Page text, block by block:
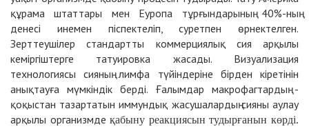
құрама штаттары мен Еуропа тұрғындарының 40%-ның
денесі инемен піспектеліп, суретпен өрнектелген.
Зерттеушілер стандартты коммерциялық сия арқылы
кеміргіштерге татуировка жасады. Визуализация
технологиясы сияның лимфа түйіндеріне бірден кіретінін
анықтауға мүмкіндік берді. Ғалымдар макрофагтардың -
қоқыстан тазартатын иммундық жасушалардың сияны аулау
арқылы организмдеқабыну реакциясын тудырғанын көрді.